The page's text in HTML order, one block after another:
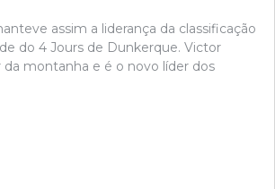
assim a liderança da classificação
do 4 Jours de Dunkerque. Victor
da montanha e é o novo líder dos